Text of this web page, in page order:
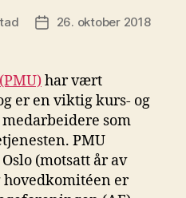
Publiseringsdato
26. oktober 2018
har vært
er en viktig kurs- og
som
PMU
(motsatt år av
hovedkomitéen er